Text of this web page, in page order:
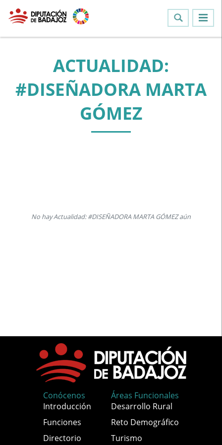
ACTUALIDAD:
#DISEÑADORA MARTA
GÓMEZ
No hay Actualidad: #DISEÑADORA MARTA GÓMEZ aún
Conócenos
Introducción
Funciones
Directorio
Áreas Funcionales
Desarrollo Rural
Reto Demográfico
Turismo